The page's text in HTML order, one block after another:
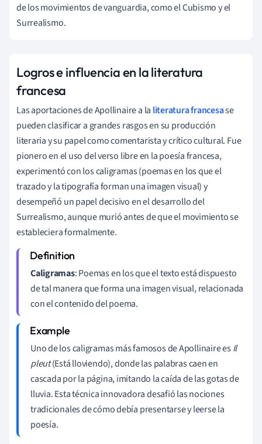
de los movimientos de vanguardia, como el Cubismo y el
Surrealismo.
Logros e influencia en la literatura
francesa
Las aportaciones de Apollinaire a la literatura francesase
pueden clasificar a grandes rasgos en su producción
literaria y su papel como comentarista y crítico cultural. Fue
pionero en el uso del verso libre en la poesía francesa,
experimentó con los caligramas (poemas en los que el
trazado y la tipografía forman una imagen visual) y
desempeñó un papel decisivo en el desarrollo del
Surrealismo, aunque murió antes de que el movimiento se
estableciera formalmente.
Caligramas: Poemas en los que el texto está dispuesto
de tal manera que forma una imagen visual, relacionada
con el contenido del poema.
Uno de los caligramas más famosos de Apollinaire esIl
pleut(Está lloviendo), donde las palabras caen en
cascada por la página, imitando la caída de las gotas de
lluvia. Esta técnica innovadora desafió las nociones
tradicionales de cómo debía presentarse y leerse la
poesía.